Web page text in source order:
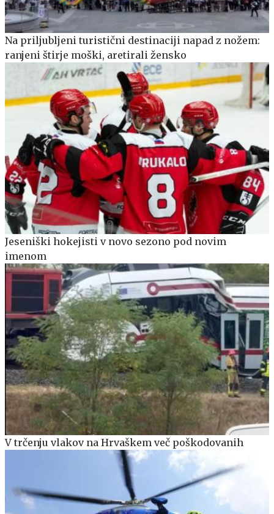
Na priljubljeni turistični destinaciji napad z nožem:
ranjeni štirje moški, aretirali žensko
Jeseniški hokejisti v novo sezono pod novim
imenom
V trčenju vlakov na Hrvaškem več poškodovanih